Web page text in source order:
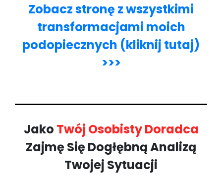
Zobacz stronę z wszystkimi
transformacjami moich
podopiecznych (kliknij tutaj)
>>>
Jako Twój Osobisty Doradca
Zajmę Się Dogłębną Analizą
Twojej Sytuacji